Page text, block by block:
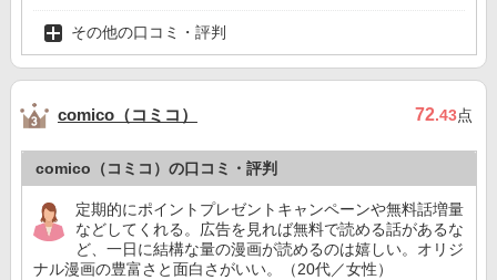
その他の口コミ・評判
comico（コミコ） 72.43点
comico（コミコ）の口コミ・評判
定期的にポイントプレゼントキャンペーンや無料話増量
などしてくれる。広告を見れば無料で読める話があるな
ど、一日に結構な量の漫画が読めるのは嬉しい。オリジ
ナル漫画の豊富さと面白さがいい。（20代／女性）